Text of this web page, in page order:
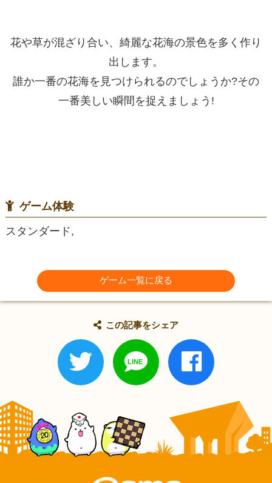
花や草が混ざり合い、綺麗な花海の景色を多く作り
出します。
誰か一番の花海を見つけられるのでしょうか?その
一番美しい瞬間を捉えましょう!
ゲーム体験
スタンダード,
ゲーム一覧に戻る
この記事をシェア